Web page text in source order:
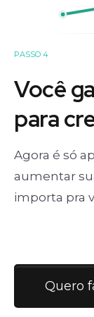
PASSO 4
Você
para
Agora é só
aumentar
importa pra
Quero